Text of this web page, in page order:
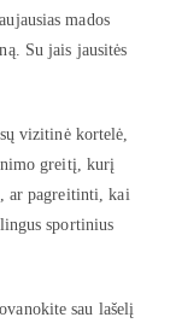
mados
Su jais jausitės
vizitinė kortelė,
greitį, kurį
ar pagreitinti, kai
sportinius
sau lašelį